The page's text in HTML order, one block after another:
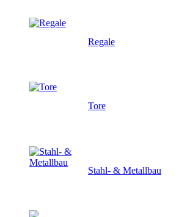
Regale
Tore
Stahl- & Metallbau